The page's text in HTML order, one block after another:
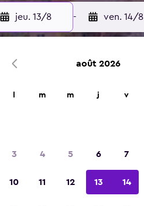
jeu. 13/8 - ven. 14/8
et d'hébergements.
août 2026
m m j v
3 4 5 6 7
10 11 12 13 14